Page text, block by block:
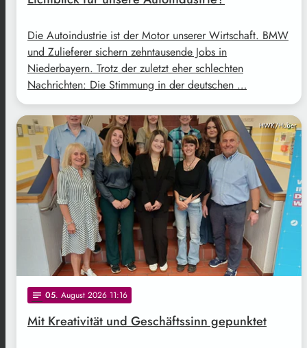
Die Autoindustrie ist der Motor unserer Wirtschaft. BMW
und Zulieferer sichern zehntausende Jobs in
Niederbayern. Trotz der zuletzt eher schlechten
Nachrichten: Die Stimmung in der deutschen …
HWK/Huber
notes 05. August 2026 11:16
Mit Kreativität und Geschäftssinn gepunktet